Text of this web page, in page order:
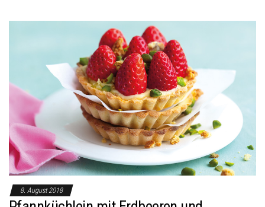
8. August 2018